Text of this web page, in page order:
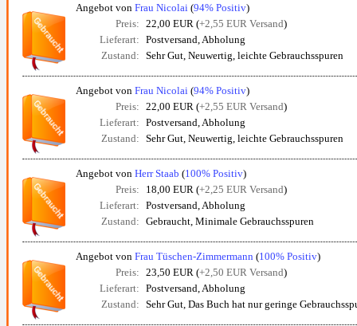
Angebot von Frau Nicolai (94% Positiv)
Preis: 22,00 EUR (+2,55 EUR Versand)
Lieferart: Postversand, Abholung
Zustand: Sehr Gut, Neuwertig, leichte Gebrauchsspuren
Angebot von Frau Nicolai (94% Positiv)
Preis: 22,00 EUR (+2,55 EUR Versand)
Lieferart: Postversand, Abholung
Zustand: Sehr Gut, Neuwertig, leichte Gebrauchsspuren
Angebot von Herr Staab (100% Positiv)
Preis:
18,00 EUR (+2,25 EUR Versand)
Lieferart: Postversand, Abholung
Zustand: Gebraucht, Minimale Gebrauchsspuren
Angebot von Frau Tüschen-Zimmermann (100% Positiv)
Preis: 23,50 EUR (+2,50 EUR Versand)
Lieferart: Postversand, Abholung
Zustand: Sehr Gut, Das Buch hat nur geringe